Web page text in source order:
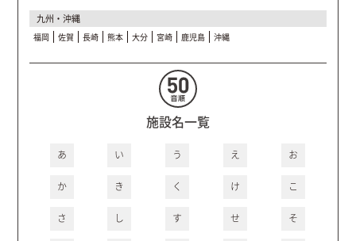
九州・沖縄
福岡 佐賀 長崎 熊本 大分 宮崎 鹿児島 沖縄
施設名一覧
あ い う え お
か き く け こ
さ し す せ そ